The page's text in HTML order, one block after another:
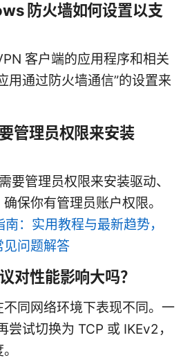
防火墙如何设置以支
客户端的应用程序和相关
用通过防火墙通信”的设置来
管理员权限来安装
要管理员权限来安装驱动、
保你有管理员账户权限。
：实用教程与最新趋势，
见问题解答
对性能影响大吗？
同网络环境下表现不同。一
尝试切换为 TCP 或 IKEv2，